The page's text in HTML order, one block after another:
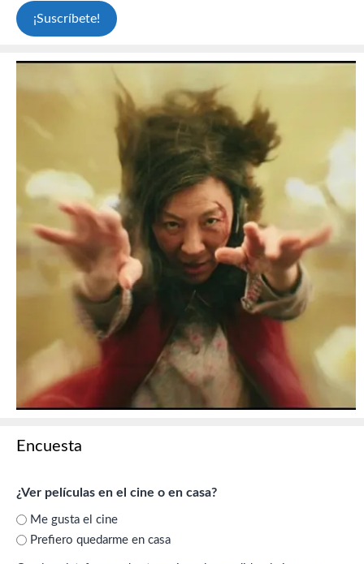
Encuesta
¿Ver películas en el cine o en casa?
Me gusta el cine
Prefiero quedarme en casa